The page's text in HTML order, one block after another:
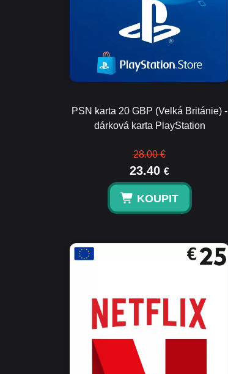
PSN karta 20 GBP (Velká Británie) -
dárková karta PlayStation
28.00 €
23.40 €
KOUPIT